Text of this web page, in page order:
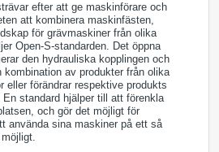
efter att ge maskinförare och
att kombinera maskinfästen,
för grävmaskiner från olika
Open-S-standarden. Det öppna
den hydrauliska kopplingen och
kombination av produkter från olika
eller förändrar respektive produkts
standard hjälper till att förenkla
och gör det möjligt för
använda sina maskiner på ett så